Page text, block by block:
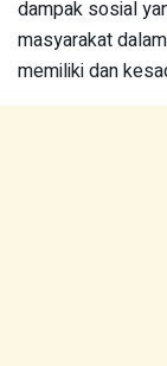
dampak sosial
masyarakat
memiliki dan